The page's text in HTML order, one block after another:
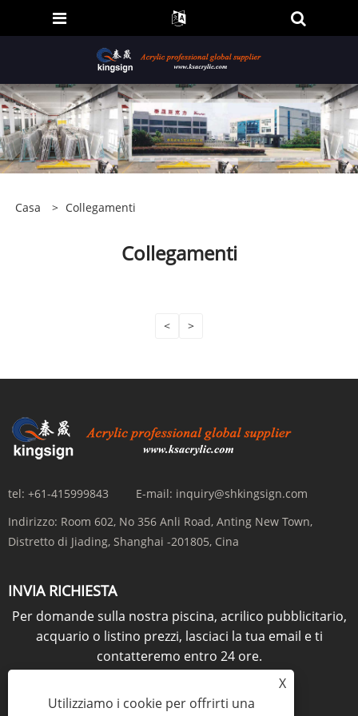
Casa > Collegamenti
Collegamenti
< >
tel: +61-415999843 E-mail: inquiry@shkingsign.com
Indirizzo: Room 602, No 356 Anli Road, Anting New Town,
Distretto di Jiading, Shanghai -201805, Cina
INVIA RICHIESTA
Per domande sulla nostra piscina, acrilico pubblicitario,
acquario o listino prezzi, lasciaci la tua email e ti
contatteremo entro 24 ore.
X
Utilizziamo i cookie per offrirti una